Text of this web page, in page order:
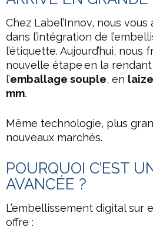
Chez Label’Innov, nous
dans l’intégration de
l’étiquette. Aujourd’hui, nous
nouvelle étape en la
l’emballage souple, en
mm.
Même technologie, plus
nouveaux marchés.
POURQUOI C’EST
AVANCÉE ?
L’embellissement digital sur
offre :